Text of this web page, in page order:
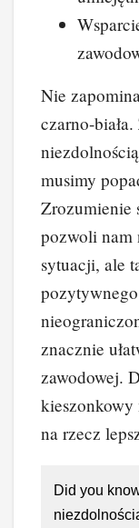
Nie
czarno-
musimy
Zrozumienie
pozwoli nam
sytuacji, ale
znacznie
zawodowej.
kieszonkowy
na rzecz
Did you